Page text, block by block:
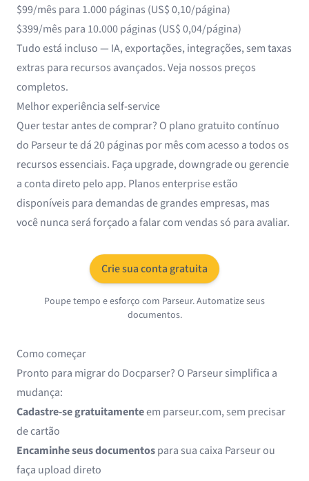
$99/mês para 1.000 páginas (US$ 0,10/página)
$399/mês para 10.000 páginas (US$ 0,04/página)
Tudo está incluso — IA, exportações, integrações, sem taxas
extras para recursos avançados.Veja nossos preços
completos.
Melhor experiência self-service
Quer testar antes de comprar? O plano gratuito contínuo
do Parseur te dá 20 páginas por mês com acesso a todos os
recursos essenciais. Faça upgrade, downgrade ou gerencie
a conta direto pelo app. Planos enterprise estão
disponíveis para demandas de grandes empresas, mas
você nunca será forçado a falar com vendas só para avaliar.
Crie sua conta gratuita
Poupe tempo e esforço com Parseur. Automatize seus
documentos.
Como começar
Pronto para migrar do Docparser? O Parseur simplifica a
mudança:
Cadastre-se gratuitamenteem parseur.com, sem precisar
de cartão
Encaminhe seus documentospara sua caixa Parseur ou
faça upload direto